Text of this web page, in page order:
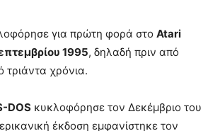
για πρώτη φορά στο Atari
1995, δηλαδή πριν από
τριάντα χρόνια.
DOS κυκλοφόρησε τον Δεκέμβριο του
έκδοση εμφανίστηκε τον